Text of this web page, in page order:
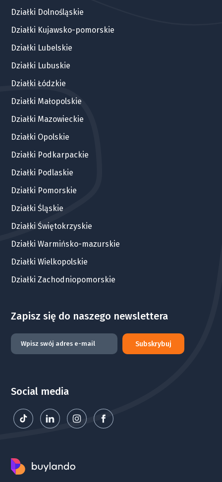
Działki Dolnośląskie
Działki Kujawsko-pomorskie
Działki Lubelskie
Działki Lubuskie
Działki Łódzkie
Działki Małopolskie
Działki Mazowieckie
Działki Opolskie
Działki Podkarpackie
Działki Podlaskie
Działki Pomorskie
Działki Śląskie
Działki Świętokrzyskie
Działki Warmińsko-mazurskie
Działki Wielkopolskie
Działki Zachodniopomorskie
Zapisz się do naszego newslettera
Subskrybuj
Social media